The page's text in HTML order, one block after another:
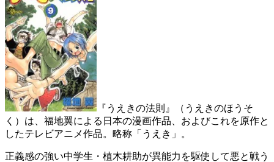
『うえきの法則』（うえきのほうそ
く）は、福地翼による日本の漫画作品、およびこれを原作と
したテレビアニメ作品。略称「うえき」。
正義感の強い中学生・植木耕助が異能力を駆使して悪と戦う